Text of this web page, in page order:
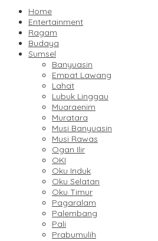
Home
Entertainment
Ragam
Budaya
Sumsel
Banyuasin
Empat Lawang
Lahat
Lubuk Linggau
Muaraenim
Muratara
Musi Banyuasin
Musi Rawas
Ogan Ilir
OKI
Oku Induk
Oku Selatan
Oku Timur
Pagaralam
Palembang
Pali
Prabumulih